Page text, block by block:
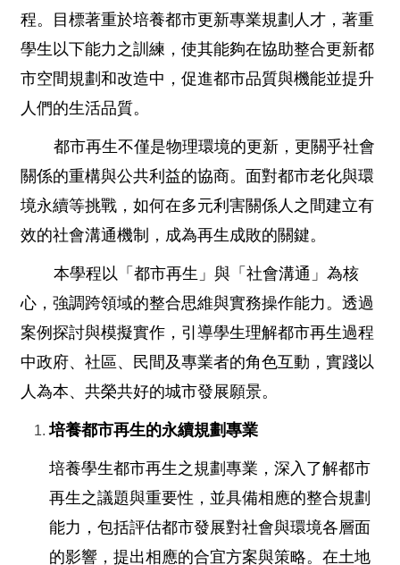
程。目標著重於培養都市更新專業規劃人才，著重
學生以下能力之訓練，使其能夠在協助整合更新都
市空間規劃和改造中，促進都市品質與機能並提升
人們的生活品質。
都市再生不僅是物理環境的更新，更關乎社會
關係的重構與公共利益的協商。面對都市老化與環
境永續等挑戰，如何在多元利害關係人之間建立有
效的社會溝通機制，成為再生成敗的關鍵。
本學程以「都市再生」與「社會溝通」為核
心，強調跨領域的整合思維與實務操作能力。透過
案例探討與模擬實作，引導學生理解都市再生過程
中政府、社區、民間及專業者的角色互動，實踐以
人為本、共榮共好的城市發展願景。
培養都市再生的永續規劃專業
培養學生都市再生之規劃專業，深入了解都市
再生之議題與重要性，並具備相應的整合規劃
能力，包括評估都市發展對社會與環境各層面
的影響，提出相應的合宜方案與策略。在土地